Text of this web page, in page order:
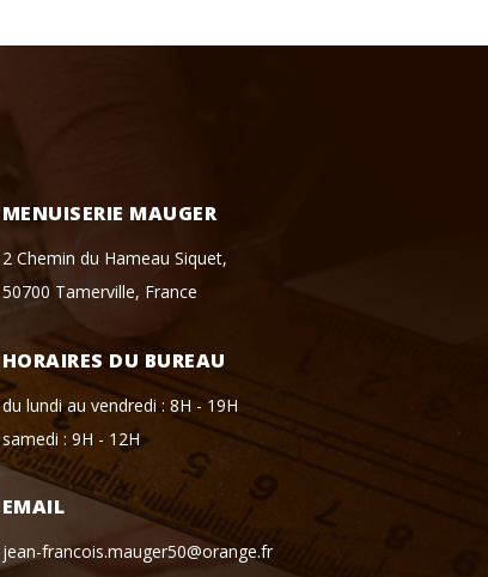
MENUISERIE MAUGER
2 Chemin du Hameau Siquet,
50700 Tamerville, France
HORAIRES DU BUREAU
du lundi au vendredi : 8H - 19H
samedi : 9H - 12H
EMAIL
jean-francois.mauger50@orange.fr